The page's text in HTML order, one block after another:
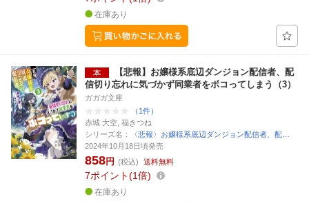
在庫あり
【悲報】お嬢様系底辺ダンジョン配信者、配
信切り忘れに気づかず同業者をボコってしまう（3）
ガガガ文庫
（1件）
赤城 大空, 福きつね
シリーズ名：
〈悲報〉お嬢様系底辺ダンジョン配信者、配…
2024年10月18日頃発売
858円 (税込) 送料無料
7ポイント 1倍
在庫あり